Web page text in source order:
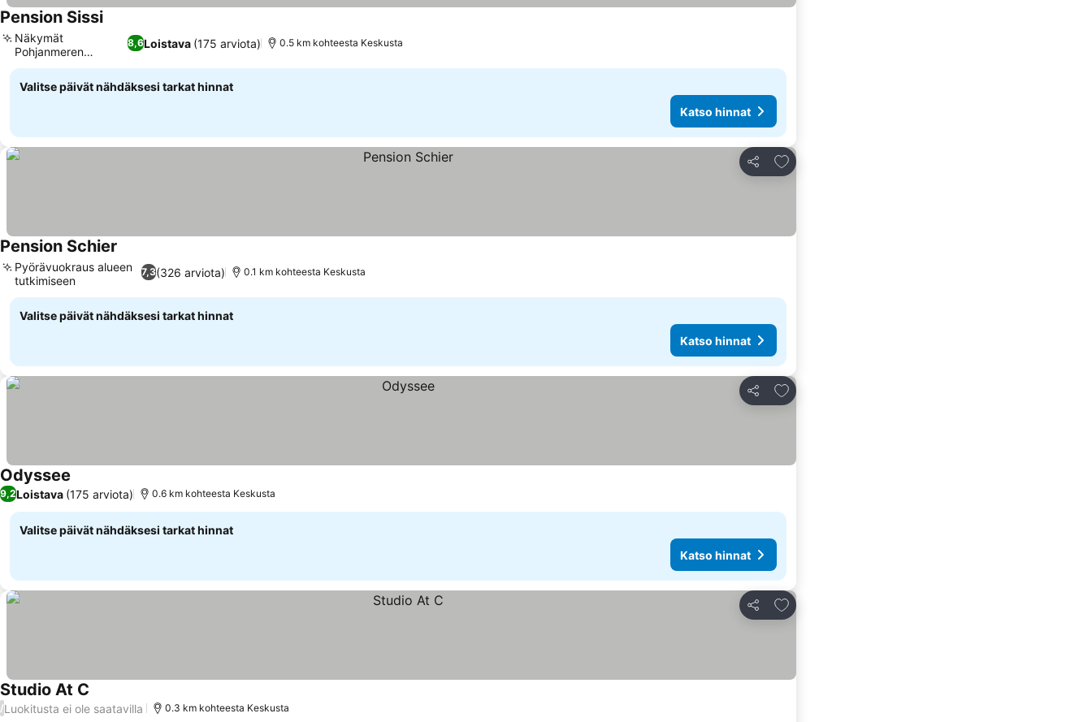
Pension Sissi
8,6Loistava (175 arviota)
Näkymät
Pohjanmeren
rannikolle
0.5 km kohteesta Keskusta
Valitse päivät nähdäksesi tarkat hinnat
Katso hinnat
Jaa
Lisää suosikkeihin
Pension Schier
7,3(326 arviota)
Pyörävuokraus alueen
tutkimiseen
0.1 km kohteesta Keskusta
Valitse päivät nähdäksesi tarkat hinnat
Katso hinnat
Jaa
Lisää suosikkeihin
Odyssee
9,2Loistava (175 arviota) 0.6 km kohteesta Keskusta
Valitse päivät nähdäksesi tarkat hinnat
Katso hinnat
Jaa
Lisää suosikkeihin
Studio At C
/Luokitusta ei ole saatavilla 0.3 km kohteesta Keskusta